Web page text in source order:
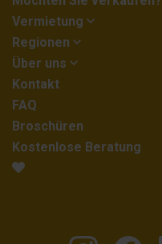
Vermietung
Regionen
Über uns
Kontakt
FAQ
Broschüren
Kostenlose Beratung